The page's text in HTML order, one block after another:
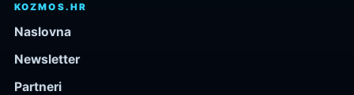
KOZMOS.HR
Naslovna
Newsletter
Partneri